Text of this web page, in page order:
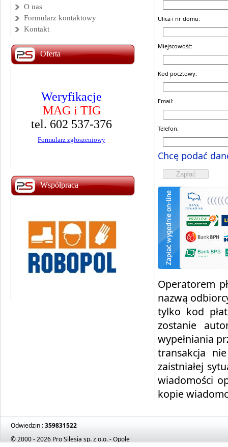
Ulica i nr domu:
Miejscowość:
Kod pocztowy:
Email:
Telefon:
Chcę podać
Operatorem
nazwą
tylko kod
zostanie
wypełniania
transakcja
zaistniałej
wiadomości
kopie
O nas
Formularz kontaktowy
Kontakt
Oferta
Weryfikacje
MAG i TIG
tel. 602 537-376
Formularz zgłoszeniowy
Kurs spawania
MAG i TIG
Zapisz się MAG!
Zapisz się TIG!
Współpraca
Odwiedzin :359831522
© 2000 - 2026 Pro Silesia sp. z o.o. - Opole